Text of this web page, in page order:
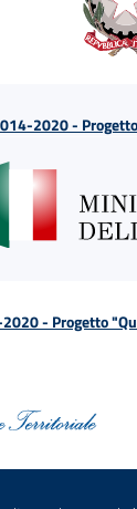
2020 -
- Progetto